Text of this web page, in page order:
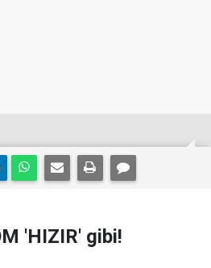
'HIZIR' gibi!